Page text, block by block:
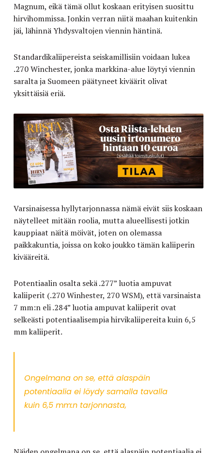
Magnum, eikä tämä ollut koskaan erityisen suosittu
hirvihommissa. Jonkin verran niitä maahan kuitenkin
jäi, lähinnä Yhdysvaltojen viennin häntinä.
Standardikaliipereista seiskamillisiin voidaan lukea
.270 Winchester, jonka markkina-alue löytyi viennin
saralta ja Suomeen päätyneet kiväärit olivat
yksittäisiä eriä.
Varsinaisessa hyllytarjonnassa nämä eivät siis koskaan
näytelleet mitään roolia, mutta alueellisesti jotkin
kauppiaat näitä möivät, joten on olemassa
paikkakuntia, joissa on koko joukko tämän kaliiperin
kivääreitä.
Potentiaalin osalta sekä .277” luotia ampuvat
kaliiperit (.270 Winhester, 270 WSM), että varsinaista
7 mm:n eli .284” luotia ampuvat kaliiperit ovat
selkeästi potentiaalisempia hirvikaliipereita kuin 6,5
mm kaliiperit.
Ongelmana on se, että alaspäin
potentiaalia ei löydy samalla tavalla
kuin 6,5 mm:n tarjonnasta,